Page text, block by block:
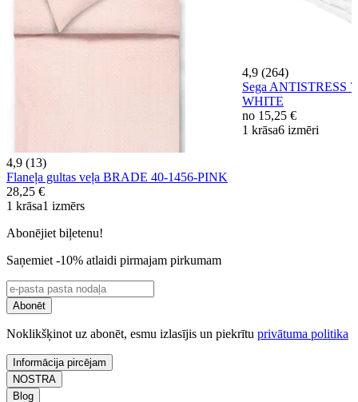
4,9 (13)
Flaneļa gultas veļa BRADE 40-1456-PINK
28,25 €
1 krāsa1 izmērs
4,9 (264)
Sega ANTISTRESS
WHITE
no 15,25 €
1 krāsa6 izmēri
Abonējiet biļetenu!
Saņemiet -10% atlaidi pirmajam pirkumam
Abonēt
Noklikšķinot uz abonēt, esmu izlasījis un piekrītu privātuma politika
Informācija pircējam
NOSTRA
Blog